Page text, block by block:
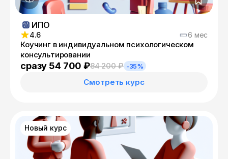
ИПО
4.6 6 мес
Коучинг в индивидуальном психологическом
консультировании
сразу 54 700 ₽84 200 ₽ -35%
Смотреть курс
Новый курс